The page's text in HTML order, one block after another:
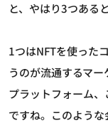
と、やはり3つある
1つはNFTを使った
うのが流通するマ
プラットフォーム
ですね。このよう